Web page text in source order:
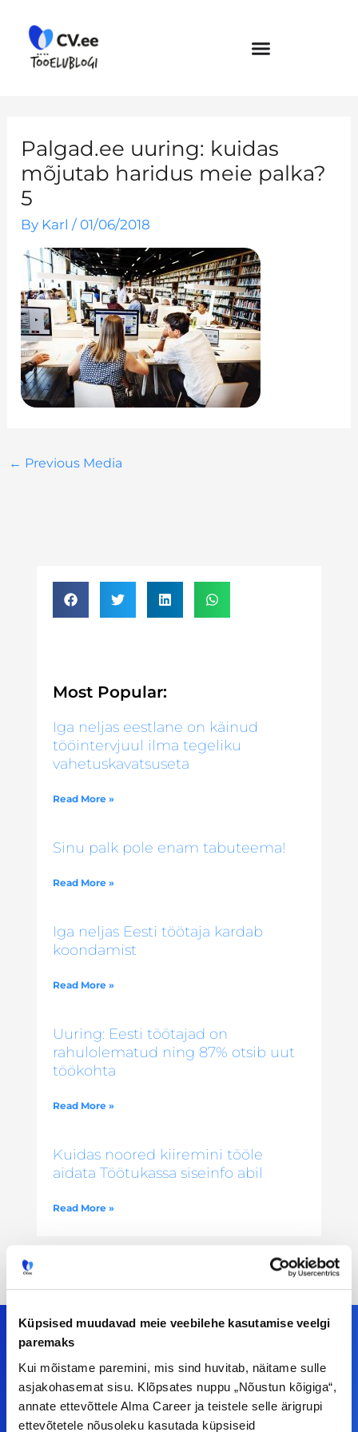
Küpsised muudavad meie veebilehe kasutamise veelgi
paremaks
Kui mõistame paremini, mis sind huvitab, näitame sulle
asjakohasemat sisu. Klõpsates nuppu „Nõustun kõigiga“,
annate ettevõttele Alma Career ja teistele selle ärigrupi
ettevõtetele nõusoleku kasutada küpsiseid
content
Palgad.ee uuring: kuidas
mõjutab haridus meie palka?
5
By Karl/ 01/06/2018
← Previous Media
Most Popular:
Iga neljas eestlane on käinud
tööintervjuul ilma tegeliku
vahetuskavatsuseta
Read More »
Sinu palk pole enam tabuteema!
Read More »
Iga neljas Eesti töötaja kardab
koondamist
Read More »
Uuring: Eesti töötajad on
rahulolematud ning 87% otsib uut
töökohta
Read More »
Kuidas noored kiiremini tööle
aidata Töötukassa siseinfo abil
Read More »
Meiega leiad!
Tööelublogi.ee lehelt leiad kõik vajaliku, et olla